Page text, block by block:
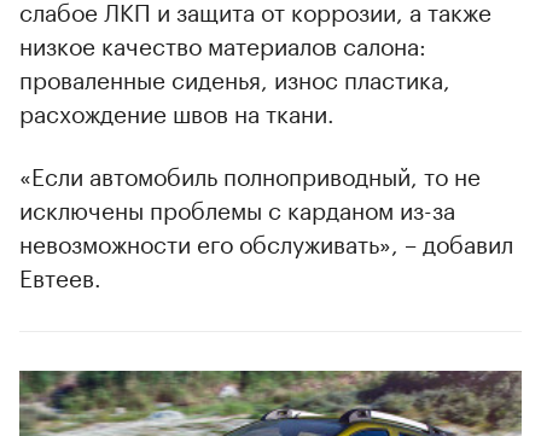
слабое ЛКП и защита от коррозии, а также
низкое качество материалов салона:
проваленные сиденья, износ пластика,
расхождение швов на ткани.
«Если автомобиль полноприводный, то не
исключены проблемы с карданом из-за
невозможности его обслуживать», – добавил
Евтеев.